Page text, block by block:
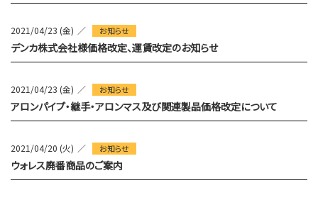
2021/04/23 (金) お知らせ
デンカ株式会社様価格改定、運賃改定のお知らせ
2021/04/23 (金) お知らせ
アロンパイプ・継手・アロンマス及び関連製品価格改定について
2021/04/20 (火) お知らせ
ウォレス廃番商品のご案内